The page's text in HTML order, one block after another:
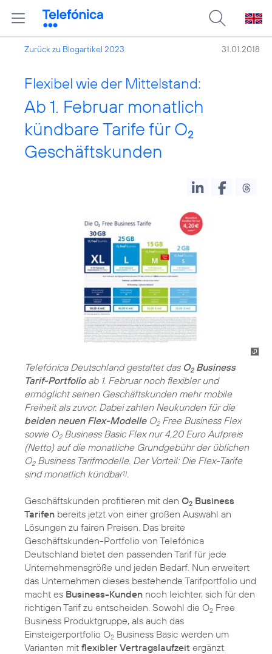
Zurück zu Blogartikel 2023 31.01.2018
Flexibel wie der Mittelstand:
Ab 1. Februar monatlich
kündbare Tarife für O2
Geschäftskunden
Telefónica Deutschland gestaltet das O2Business
Tarif-Portfolioab 1. Februar noch flexibler und
ermöglicht seinen Geschäftskunden mehr mobile
Freiheit als zuvor. Dabei zahlen Neukunden für die
beiden neuen Flex-ModelleO2Free Business Flex
sowie O2Business Basic Flex nur 4,20 Euro Aufpreis
(Netto) auf die monatliche Grundgebühr der üblichen
O2Business Tarifmodelle. Der Vorteil: Die Flex-Tarife
sind monatlich kündbar1)
Geschäftskunden profitieren mit den O2 Business
Tarifen bereits jetzt von einer großen Auswahl an
Lösungen zu fairen Preisen. Das breite
Geschäftskunden-Portfolio von Telefónica
Deutschland bietet den passenden Tarif für jede
Unternehmensgröße und jeden Bedarf. Nun erweitert
das Unternehmen dieses bestehende Tarifportfolio und
macht es Business-Kunden noch leichter, sich für den
richtigen Tarif zu entscheiden. Sowohl die O2 Free
Business Produktgruppe, als auch das
Einsteigerportfolio O2 Business Basic werden um
Varianten mit flexibler Vertragslaufzeit ergänzt.